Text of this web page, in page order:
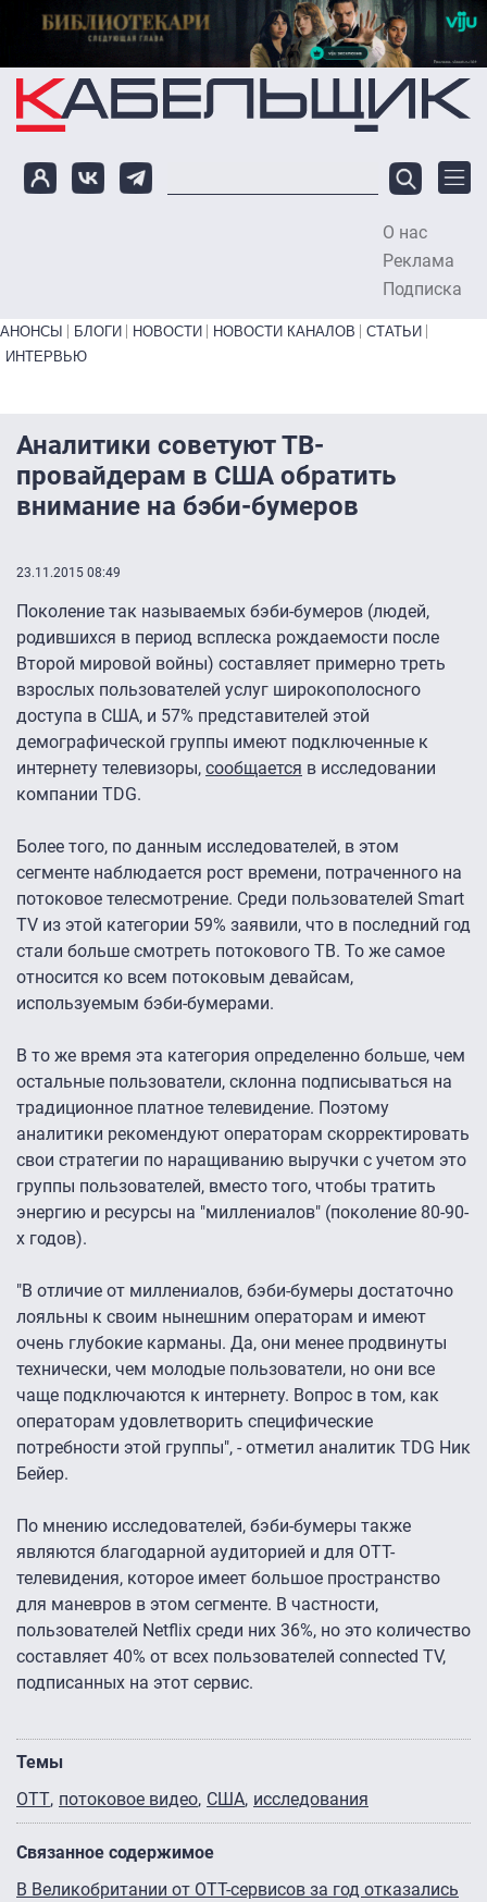
Перейти к основному содержанию
О нас
Реклама
Подписка
Primary links bottom
АНОНСЫ БЛОГИ НОВОСТИ НОВОСТИ КАНАЛОВ
СТАТЬИ
ИНТЕРВЬЮ
Аналитики советуют ТВ-
провайдерам в США обратить
внимание на бэби-бумеров
23.11.2015 08:49
Поколение так называемых бэби-бумеров (людей,
родившихся в период всплеска рождаемости после
Второй мировой войны) составляет примерно треть
взрослых пользователей услуг широкополосного
доступа в США, и 57% представителей этой
демографической группы имеют подключенные к
интернету телевизоры, сообщается в исследовании
компании TDG.
Более того, по данным исследователей, в этом
сегменте наблюдается рост времени, потраченного на
потоковое телесмотрение. Среди пользователей Smart
TV из этой категории 59% заявили, что в последний год
стали больше смотреть потокового ТВ. То же самое
относится ко всем потоковым девайсам,
используемым бэби-бумерами.
В то же время эта категория определенно больше, чем
остальные пользователи, склонна подписываться на
традиционное платное телевидение. Поэтому
аналитики рекомендуют операторам скорректировать
свои стратегии по наращиванию выручки с учетом это
группы пользователей, вместо того, чтобы тратить
энергию и ресурсы на "миллениалов" (поколение 80-90-
х годов).
"В отличие от миллениалов, бэби-бумеры достаточно
лояльны к своим нынешним операторам и имеют
очень глубокие карманы. Да, они менее продвинуты
технически, чем молодые пользователи, но они все
чаще подключаются к интернету. Вопрос в том, как
операторам удовлетворить специфические
потребности этой группы", - отметил аналитик TDG Ник
Бейер.
По мнению исследователей, бэби-бумеры также
являются благодарной аудиторией и для OTT-
телевидения, которое имеет большое пространство
для маневров в этом сегменте. В частности,
пользователей Netflix среди них 36%, но это количество
составляет 40% от всех пользователей connected TV,
подписанных на этот сервис.
Темы
OTT потоковое видео США исследования
Связанное содержимое
В Великобритании от OTT-сервисов за год отказались